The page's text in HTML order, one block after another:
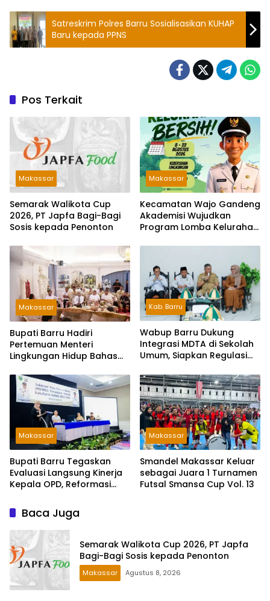
Satreskrim Polres Barru Sosialisasikan KUHAP
Baru kepada PPNS
Pos Terkait
Makassar
Semarak Walikota Cup
2026, PT Japfa Bagi-Bagi
Sosis kepada Penonton
Makassar
Kecamatan Wajo Gandeng
Akademisi Wujudkan
Program Lomba Kelurahan
Makassar
Bupati Barru Hadiri
Pertemuan Menteri
Lingkungan Hidup Bahas
Kab. Barru
Wabup Barru Dukung
Integrasi MDTA di Sekolah
Umum, Siapkan Regulasi
Makassar
Bupati Barru Tegaskan
Evaluasi Langsung Kinerja
Kepala OPD, Reformasi
Makassar
Smandel Makassar Keluar
sebagai Juara 1 Turnamen
Futsal Smansa Cup Vol. 13
Baca Juga
Semarak Walikota Cup 2026, PT Japfa
Bagi-Bagi Sosis kepada Penonton
Makassar Agustus 8, 2026